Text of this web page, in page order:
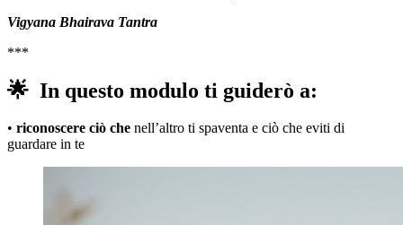
Vigyana Bhairava Tantra
***
🌟 In questo modulo ti guiderò a:
• riconoscere ciò che nell’altro ti spaventa e ciò che eviti di
guardare in te